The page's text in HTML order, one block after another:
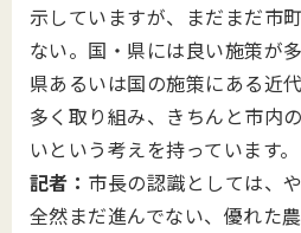
示していますが、まだまだ市
ない。国・県には良い施策が
県あるいは国の施策にある近
多く取り組み、きちんと市内
いという考えを持っています。
記者： 市長の認識としては、
全然まだ進んでない、優れた